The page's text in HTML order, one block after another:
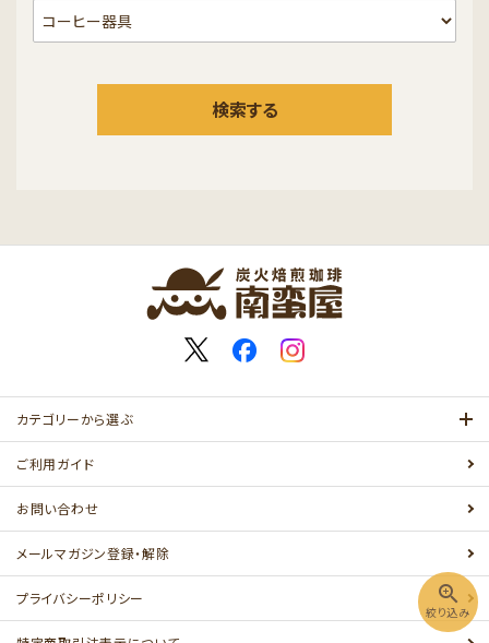
検索する
zoom_in
絞り込み
カテゴリーから選ぶ
ご利用ガイド
お問い合わせ
メールマガジン登録・解除
プライバシーポリシー